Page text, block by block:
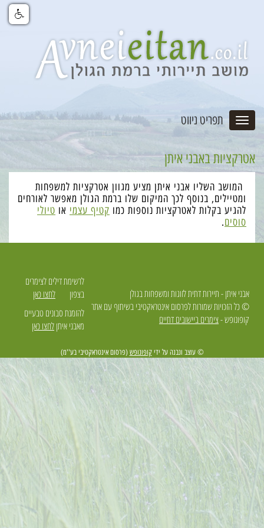
תפריט ניווט
אטרקציות באבני איתן
המושב השליו אבני איתן מציע מגוון אטרקציות למשפחות
ומטיילים, בנוסף לכך המיקום שלו ברמת הגולן מאפשר לאורחים
להגיע בקלות לאטרקציות נוספות כמו קטיף עצמי או טיולי
סוסים.
אבני איתן - תיירות דתית לזוגות ומשפחות בגולן
© כל הזכויות שמורות לפרסום אינטראקטיבי בשיתוף עם אתר
קופונופש -צימרים ביישובים דתיים
לרשימת דילים לצימרים
בצפון לחצו כאן
להזמנת סבונים טבעיים
מאבני איתןלחצו כאן
© עוצב ונבנה על ידיקופונופש (פרסום אינטראקטיבי בע''מ)